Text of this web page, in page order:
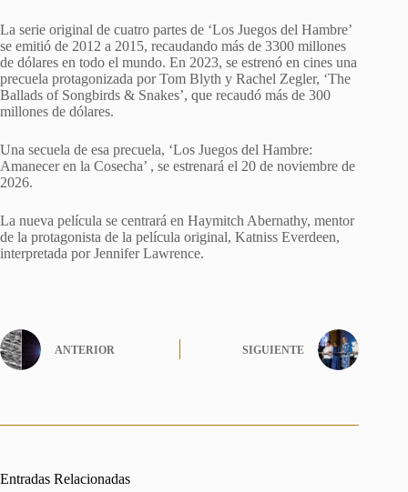
La serie original de cuatro partes de ‘Los Juegos del Hambre’
se emitió de 2012 a 2015, recaudando más de 3300 millones
de dólares en todo el mundo. En 2023, se estrenó en cines una
precuela protagonizada por Tom Blyth y Rachel Zegler, ‘The
Ballads of Songbirds & Snakes’, que recaudó más de 300
millones de dólares.
Una secuela de esa precuela, ‘Los Juegos del Hambre:
Amanecer en la Cosecha’ , se estrenará el 20 de noviembre de
2026.
La nueva película se centrará en Haymitch Abernathy, mentor
de la protagonista de la película original, Katniss Everdeen,
interpretada por Jennifer Lawrence.
ANTERIOR SIGUIENTE
Entradas Relacionadas